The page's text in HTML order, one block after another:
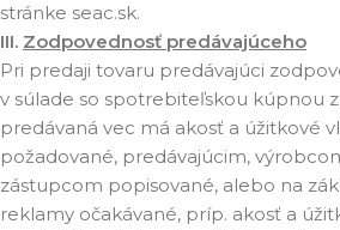
stránke seac.sk.
III. Zodpovednosť predávajúceho
Pri predaji tovaru predávajúci
v súlade so spotrebiteľskou kúpnou
predávaná vec má akosť a úžitkové
požadované, predávajúcim,
zástupcom popisované, alebo na
reklamy očakávané, príp. akosť a